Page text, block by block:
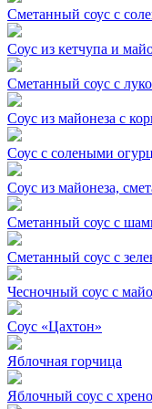
Сметанный соус с
Соус из кетчупа и
Сметанный соус с
Соус из майонеза с
Соус с солеными
Соус из майонеза,
Сметанный соус с
Сметанный соус с
Чесночный соус с
Соус «Цахтон»
Яблочная горчица
Яблочный соус с